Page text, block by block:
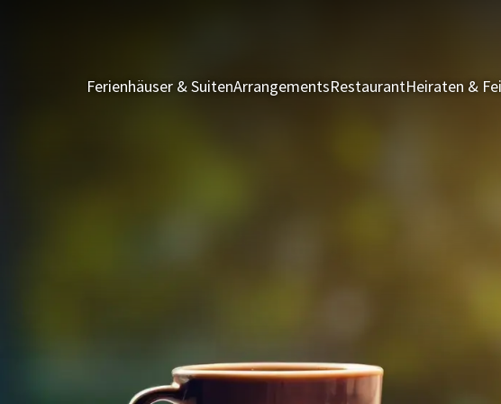
Ferienhäuser & SuitenArrangementsRestaurantHeiraten &